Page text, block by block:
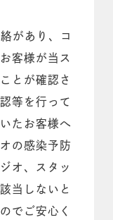
があり、コ
客様が当ス
とが確認さ
等を行って
たお客様へ
の感染予防
オ、スタッ
当しないと
でご安心く